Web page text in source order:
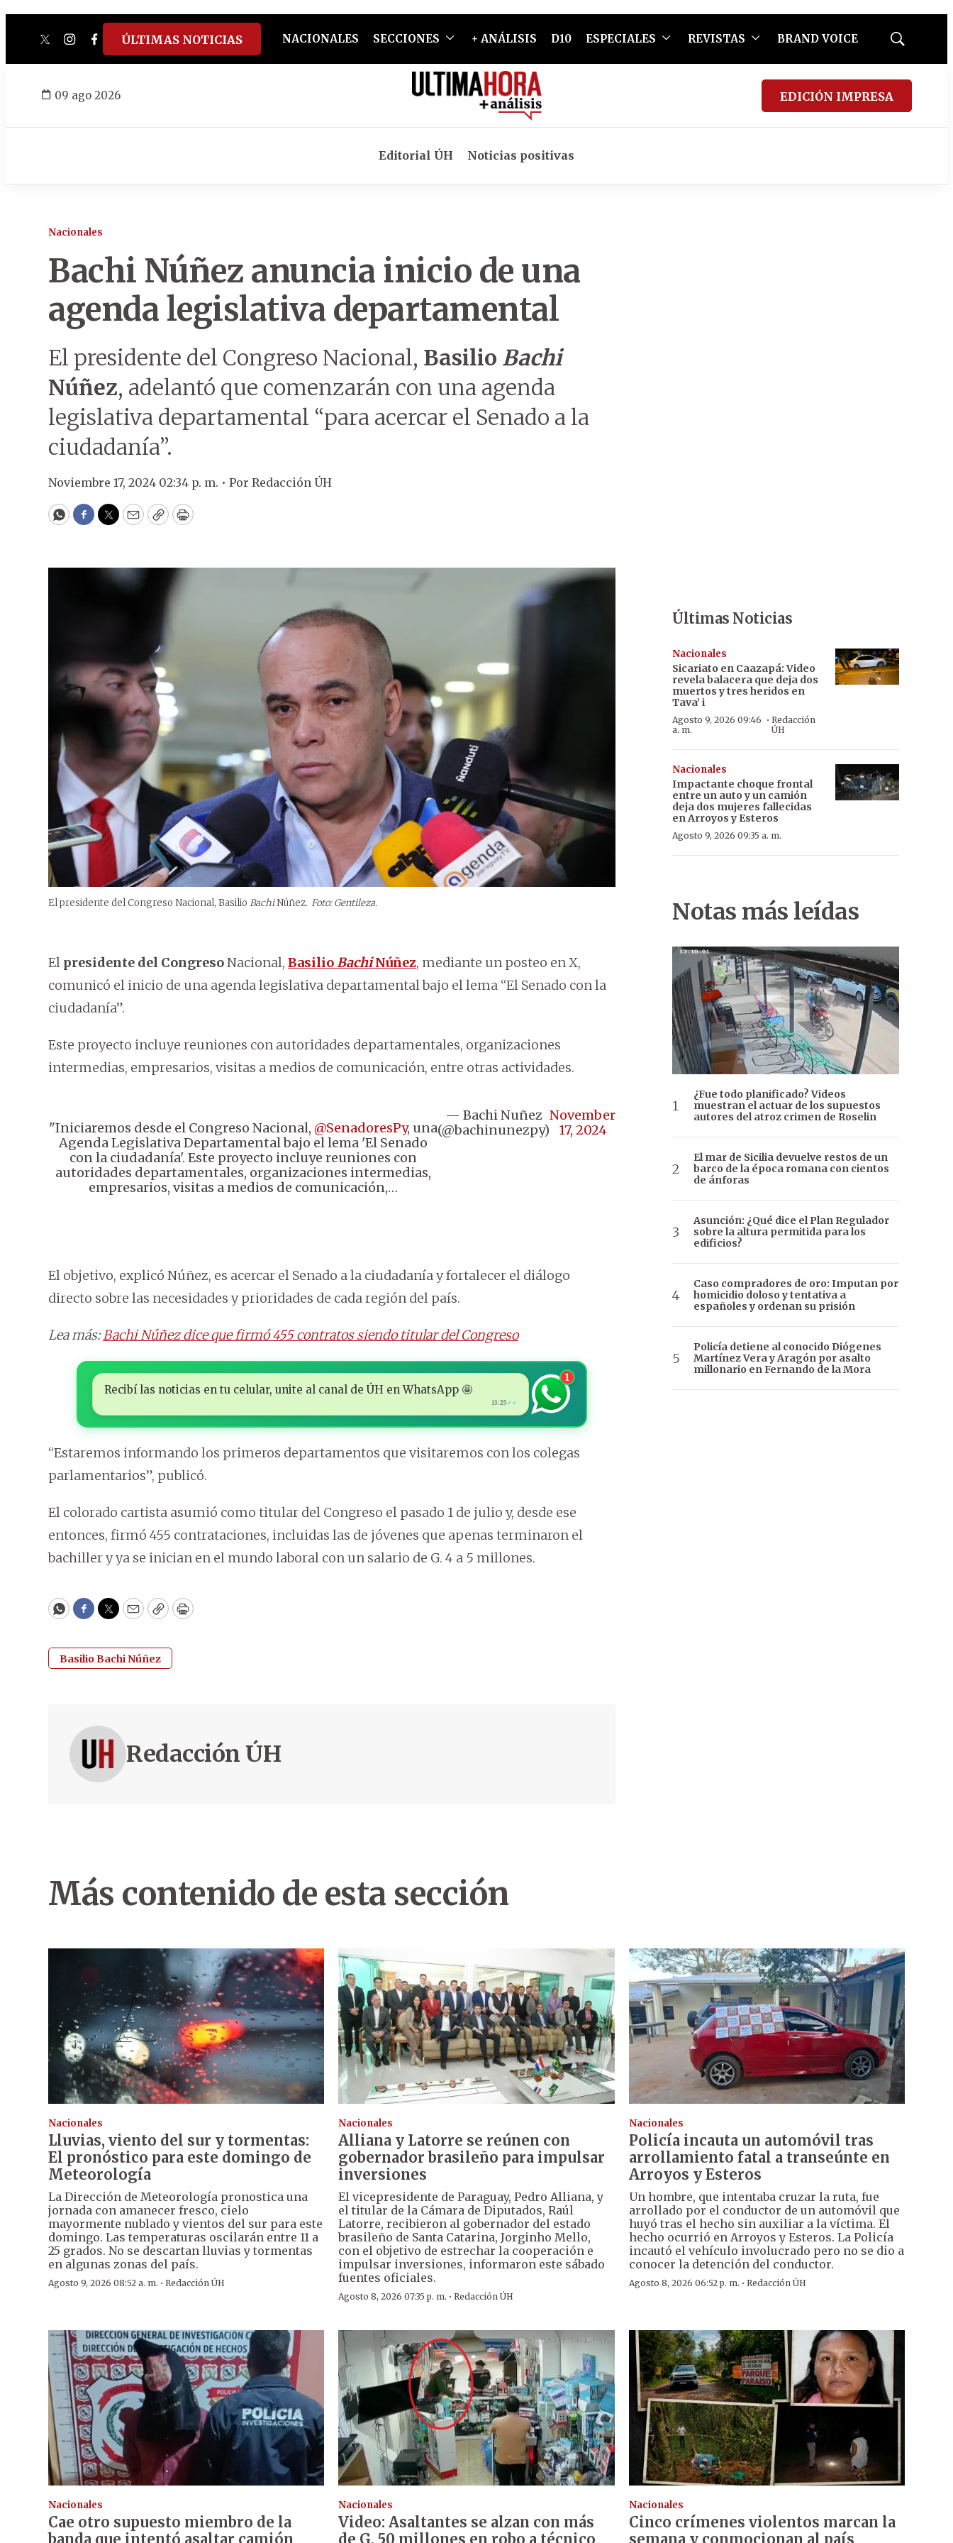
twitterinstagram
facebook
tiktokyoutube
spotify
ÚLTIMAS NOTICIAS NACIONALES SECCIONES + ANÁLISIS D10 ESPECIALES REVISTAS BRAND VOICE
Mostrar
09 ago 2026 EDICIÓN IMPRESA
Editorial ÚH Noticias positivas
Nacionales
Bachi Núñez anuncia inicio de una
agenda legislativa departamental
El presidente del Congreso Nacional, Basilio Bachi
Núñez, adelantó que comenzarán con una agenda
legislativa departamental “para acercar el Senado a la
ciudadanía”.
Noviembre 17, 2024 02:34 p. m. • Por Redacción ÚH
WhatsApp
Facebook
Twitter
EmailCopyPrint
El presidente del Congreso Nacional, Basilio BachiNúñez. Foto: Gentileza.
El presidente del CongresoNacional, BasilioBachiNúñez, mediante un posteo en X,
comunicó el inicio de una agenda legislativa departamental bajo el lema “El Senado con la
ciudadanía”.
Este proyecto incluye reuniones con autoridades departamentales, organizaciones
intermedias, empresarios, visitas a medios de comunicación, entre otras actividades.
"Iniciaremos desde el Congreso Nacional, @SenadoresPy, una
Agenda Legislativa Departamental bajo el lema 'El Senado
con la ciudadanía'. Este proyecto incluye reuniones con
autoridades departamentales, organizaciones intermedias,
empresarios, visitas a medios de comunicación,…
— Bachi Nuñez
(@bachinunezpy)
November
17, 2024
El objetivo, explicó Núñez, es acercar el Senado a la ciudadanía y fortalecer el diálogo
directo sobre las necesidades y prioridades de cada región del país.
Lea más:Bachi Núñez dice que firmó 455 contratos siendo titular del Congreso
Recibí las noticias en tu celular, unite al canal de ÚH en WhatsApp 🤩
13:25 ✓✓
1
“Estaremos informando los primeros departamentos que visitaremos con los colegas
parlamentarios”, publicó.
El colorado cartista asumió como titular del Congreso el pasado 1 de julio y, desde ese
entonces, firmó 455 contrataciones, incluidas las de jóvenes que apenas terminaron el
bachiller y ya se inician en el mundo laboral con un salario de G. 4 a 5 millones.
WhatsApp
Facebook
Twitter
EmailCopyPrint
Basilio Bachi Núñez
Redacción ÚH
Últimas Noticias
Nacionales
Sicariato en Caazapá: Video
revela balacera que deja dos
muertos y tres heridos en
Tava’ i
Agosto 9, 2026 09:46
a. m.
·Redacción
ÚH
Nacionales
Impactante choque frontal
entre un auto y un camión
deja dos mujeres fallecidas
en Arroyos y Esteros
Agosto 9, 2026 09:35 a. m.
Notas más leídas
¿Fue todo planificado? Videos
muestran el actuar de los supuestos
autores del atroz crimen de Roselin
El mar de Sicilia devuelve restos de un
barco de la época romana con cientos
de ánforas
Asunción: ¿Qué dice el Plan Regulador
sobre la altura permitida para los
edificios?
Caso compradores de oro: Imputan por
homicidio doloso y tentativa a
españoles y ordenan su prisión
Policía detiene al conocido Diógenes
Martínez Vera y Aragón por asalto
millonario en Fernando de la Mora
Más contenido de esta sección
Nacionales
Lluvias, viento del sur y tormentas:
El pronóstico para este domingo de
Meteorología
La Dirección de Meteorología pronostica una
jornada con amanecer fresco, cielo
mayormente nublado y vientos del sur para este
domingo. Las temperaturas oscilarán entre 11 a
25 grados. No se descartan lluvias y tormentas
en algunas zonas del país.
Agosto 9, 2026 08:52 a. m. · Redacción ÚH
Nacionales
Alliana y Latorre se reúnen con
gobernador brasileño para impulsar
inversiones
El vicepresidente de Paraguay, Pedro Alliana, y
el titular de la Cámara de Diputados, Raúl
Latorre, recibieron al gobernador del estado
brasileño de Santa Catarina, Jorginho Mello,
con el objetivo de estrechar la cooperación e
impulsar inversiones, informaron este sábado
fuentes oficiales.
Agosto 8, 2026 07:35 p. m. ·Redacción ÚH
Nacionales
Policía incauta un automóvil tras
arrollamiento fatal a transeúnte en
Arroyos y Esteros
Un hombre, que intentaba cruzar la ruta, fue
arrollado por el conductor de un automóvil que
huyó tras el hecho sin auxiliar a la víctima. El
hecho ocurrió en Arroyos y Esteros. La Policía
incautó el vehículo involucrado pero no se dio a
conocer la detención del conductor.
Agosto 8, 2026 06:52 p. m. · Redacción ÚH
Nacionales
Cae otro supuesto miembro de la
banda que intentó asaltar camión
Nacionales
Video: Asaltantes se alzan con más
de G. 50 millones en robo a técnico
Nacionales
Cinco crímenes violentos marcan la
semana y conmocionan al país